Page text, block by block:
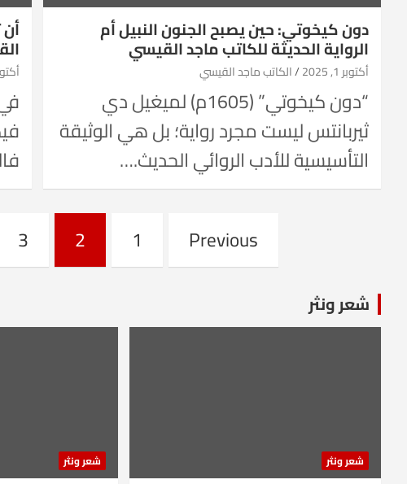
دون كيخوتي: حين يصبح الجنون النبيل أم
الرواية الحديثة للكاتب ماجد القيسي
أكتوبر 1, 2025 الكاتب ماجد القيسي
“دون كيخوتي” (1605م) لميغيل دي
ثيربانتس ليست مجرد رواية؛ بل هي الوثيقة
التأسيسية للأدب الروائي الحديث.…
أكتوبر
pagination
Previous
1
2
3
شعر ونثر
شعر ونثر شعر ونثر